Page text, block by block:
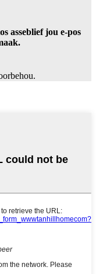
asseblief jou e-pos